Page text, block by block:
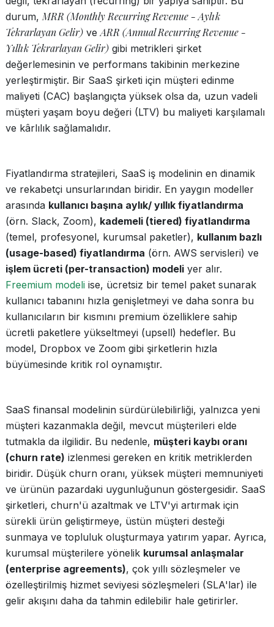
durum,MRR (Monthly Recurring Revenue - Aylık
Tekrarlayan Gelir) veARR (Annual Recurring Revenue -
Yıllık Tekrarlayan Gelir) gibi metrikleri şirket
değerlemesinin ve performans takibinin merkezine
yerleştirmiştir. Bir SaaS şirketi için müşteri edinme
maliyeti (CAC) başlangıçta yüksek olsa da, uzun vadeli
müşteri yaşam boyu değeri (LTV) bu maliyeti karşılamalı
ve kârlılık sağlamalıdır.
Fiyatlandırma stratejileri, SaaS iş modelinin en dinamik
ve rekabetçi unsurlarından biridir. En yaygın modeller
arasında kullanıcı başına aylık/ yıllık fiyatlandırma
(örn. Slack, Zoom), kademeli (tiered) fiyatlandırma
(temel, profesyonel, kurumsal paketler), kullanım bazlı
(usage-based) fiyatlandırma (örn. AWS servisleri) ve
işlem ücreti (per-transaction) modeli yer alır.
Freemium modeli ise, ücretsiz bir temel paket sunarak
kullanıcı tabanını hızla genişletmeyi ve daha sonra bu
kullanıcıların bir kısmını premium özelliklere sahip
ücretli paketlere yükseltmeyi (upsell) hedefler. Bu
model, Dropbox ve Zoom gibi şirketlerin hızla
büyümesinde kritik rol oynamıştır.
SaaS finansal modelinin sürdürülebilirliği, yalnızca yeni
müşteri kazanmakla değil, mevcut müşterileri elde
tutmakla da ilgilidir. Bu nedenle, müşteri kaybı oranı
(churn rate) izlenmesi gereken en kritik metriklerden
biridir. Düşük churn oranı, yüksek müşteri memnuniyeti
ve ürünün pazardaki uygunluğunun göstergesidir. SaaS
şirketleri, churn'ü azaltmak ve LTV'yi artırmak için
sürekli ürün geliştirmeye, üstün müşteri desteği
sunmaya ve topluluk oluşturmaya yatırım yapar. Ayrıca,
kurumsal müşterilere yönelik kurumsal anlaşmalar
(enterprise agreements), çok yıllı sözleşmeler ve
özelleştirilmiş hizmet seviyesi sözleşmeleri (SLA'lar) ile
gelir akışını daha da tahmin edilebilir hale getirirler.